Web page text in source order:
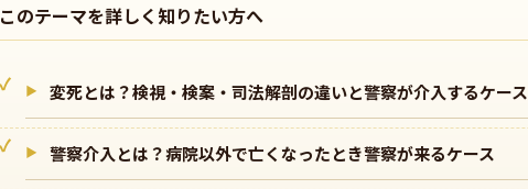
このテーマを詳しく知りたい方へ
変死とは？検視・検案・司法解剖の違いと警察が介入するケース
警察介入とは？病院以外で亡くなったとき警察が来るケース